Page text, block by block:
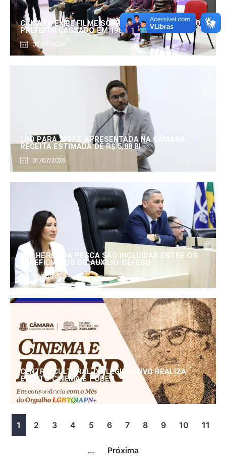
CÂMARA EXIBE FILME SOBRE EDUARDO SERRANO,
PREFEITO CASSADO EM 1960
01/07/2026
LDO PARA 2027 É APRESENTADA NA CÂMARA:
RECEITA ESTIMADA DE R$ 5,88 BI
01/07/2026
MULHERES DA PESCA SÃO INCLUÍDAS ENTRE OS
BENEFICIÁRIOS DO AUXÍLIO-DEFESO
30/06/2026
CENTRO CULTURAL DO LEGISLATIVO REALIZA
EVENTO CINEMA E PODER
25/06/2026
1 2 3 4 5 6 7 8 9 10 11
… Próxima